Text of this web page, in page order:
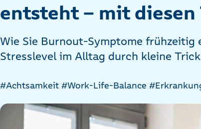
entsteht – mit diesen
Wie Sie Burnout-Symptome frühzeitig
Stresslevel im Alltag durch kleine
Artikel
Kategorien
filtern
#Achtsamkeit #Work-Life-Balance